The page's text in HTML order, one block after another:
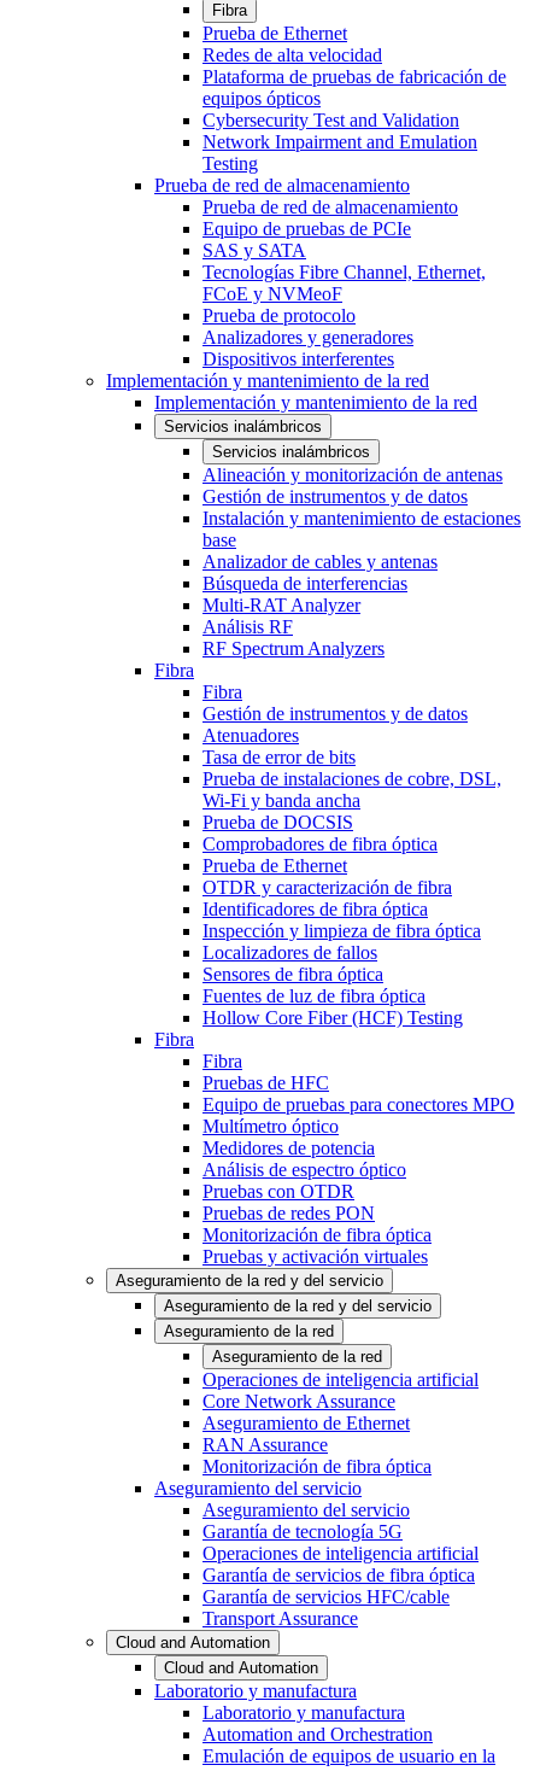
Fibra
Prueba de Ethernet
Redes de alta velocidad
Plataforma de pruebas de fabricación de
equipos ópticos
Cybersecurity Test and Validation
Network Impairment and Emulation
Testing
Prueba de red de almacenamiento
Prueba de red de almacenamiento
Equipo de pruebas de PCIe
SAS y SATA
Tecnologías Fibre Channel, Ethernet,
FCoE y NVMeoF
Prueba de protocolo
Analizadores y generadores
Dispositivos interferentes
Implementación y mantenimiento de la red
Implementación y mantenimiento de la red
Servicios inalámbricos
Servicios inalámbricos
Alineación y monitorización de antenas
Gestión de instrumentos y de datos
Instalación y mantenimiento de estaciones
base
Analizador de cables y antenas
Búsqueda de interferencias
Multi-RAT Analyzer
Análisis RF
RF Spectrum Analyzers
Fibra
Fibra
Gestión de instrumentos y de datos
Atenuadores
Tasa de error de bits
Prueba de instalaciones de cobre, DSL,
Wi-Fi y banda ancha
Prueba de DOCSIS
Comprobadores de fibra óptica
Prueba de Ethernet
OTDR y caracterización de fibra
Identificadores de fibra óptica
Inspección y limpieza de fibra óptica
Localizadores de fallos
Sensores de fibra óptica
Fuentes de luz de fibra óptica
Hollow Core Fiber (HCF) Testing
Fibra
Fibra
Pruebas de HFC
Equipo de pruebas para conectores MPO
Multímetro óptico
Medidores de potencia
Análisis de espectro óptico
Pruebas con OTDR
Pruebas de redes PON
Monitorización de fibra óptica
Pruebas y activación virtuales
Aseguramiento de la red y del servicio
Aseguramiento de la red y del servicio
Aseguramiento de la red
Aseguramiento de la red
Operaciones de inteligencia artificial
Core Network Assurance
Aseguramiento de Ethernet
RAN Assurance
Monitorización de fibra óptica
Aseguramiento del servicio
Aseguramiento del servicio
Garantía de tecnología 5G
Operaciones de inteligencia artificial
Garantía de servicios de fibra óptica
Garantía de servicios HFC/cable
Transport Assurance
Cloud and Automation
Cloud and Automation
Laboratorio y manufactura
Laboratorio y manufactura
Automation and Orchestration
Emulación de equipos de usuario en la